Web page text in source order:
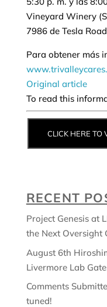
Vineyard Winery
7986 de Tesla
Para obtener más
Original article
To read this
CLICK HERE TO
RECENT
Project Genesis at
the Next Oversight
August 6th
Livermore Lab
Comments
tuned!